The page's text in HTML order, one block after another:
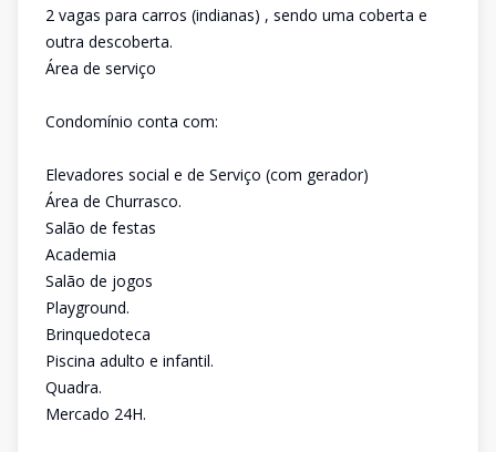
2 vagas para carros (indianas) , sendo uma coberta e
outra descoberta.
Área de serviço
Condomínio conta com:
Elevadores social e de Serviço (com gerador)
Área de Churrasco.
Salão de festas
Academia
Salão de jogos
Playground.
Brinquedoteca
Piscina adulto e infantil.
Quadra.
Mercado 24H.